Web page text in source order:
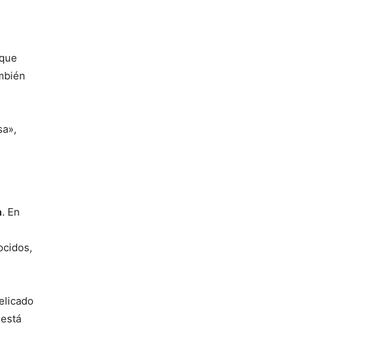
. En